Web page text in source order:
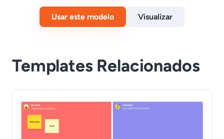
Usar este modelo Visualizar
Templates Relacionados